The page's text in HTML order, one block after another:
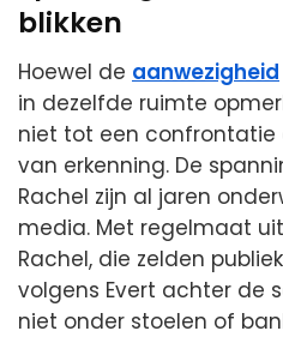
blikken
Hoewel de aanwezigheid
in dezelfde ruimte
niet tot een confrontatie
van erkenning. De
Rachel zijn al jaren
media. Met regelmaat
Rachel, die zelden
volgens Evert achter de
niet onder stoelen of